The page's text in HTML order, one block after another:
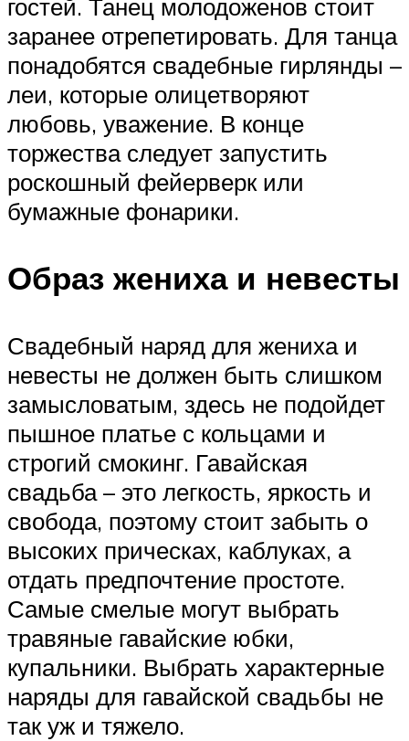
гостей. Танец молодоженов стоит
заранее отрепетировать. Для танца
понадобятся свадебные гирлянды –
леи, которые олицетворяют
любовь, уважение. В конце
торжества следует запустить
роскошный фейерверк или
бумажные фонарики.
Образ жениха и невесты
Свадебный наряд для жениха и
невесты не должен быть слишком
замысловатым, здесь не подойдет
пышное платье с кольцами и
строгий смокинг. Гавайская
свадьба – это легкость, яркость и
свобода, поэтому стоит забыть о
высоких прическах, каблуках, а
отдать предпочтение простоте.
Самые смелые могут выбрать
травяные гавайские юбки,
купальники. Выбрать характерные
наряды для гавайской свадьбы не
так уж и тяжело.